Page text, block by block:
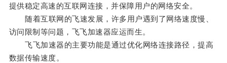
提供稳定高速的互联网连接，并保障用户的网络安全。
随着互联网的飞速发展，许多用户遇到了网络速度慢、
访问限制等问题，飞飞加速器应运而生。
飞飞加速器的主要功能是通过优化网络连接路径，提高
数据传输速度。